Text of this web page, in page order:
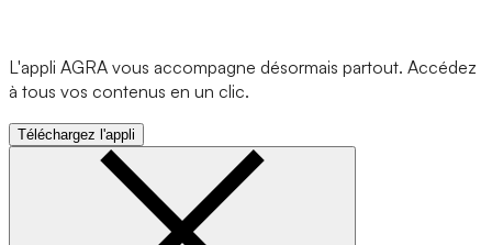
L'appli AGRA vous accompagne désormais partout. Accédez
à tous vos contenus en un clic.
Téléchargez l'appli